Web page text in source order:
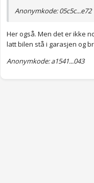
Anonymkode: 05c5c...e72
Her også. Men det er ikke
latt bilen stå i garasjen og
Anonymkode: a1541...043